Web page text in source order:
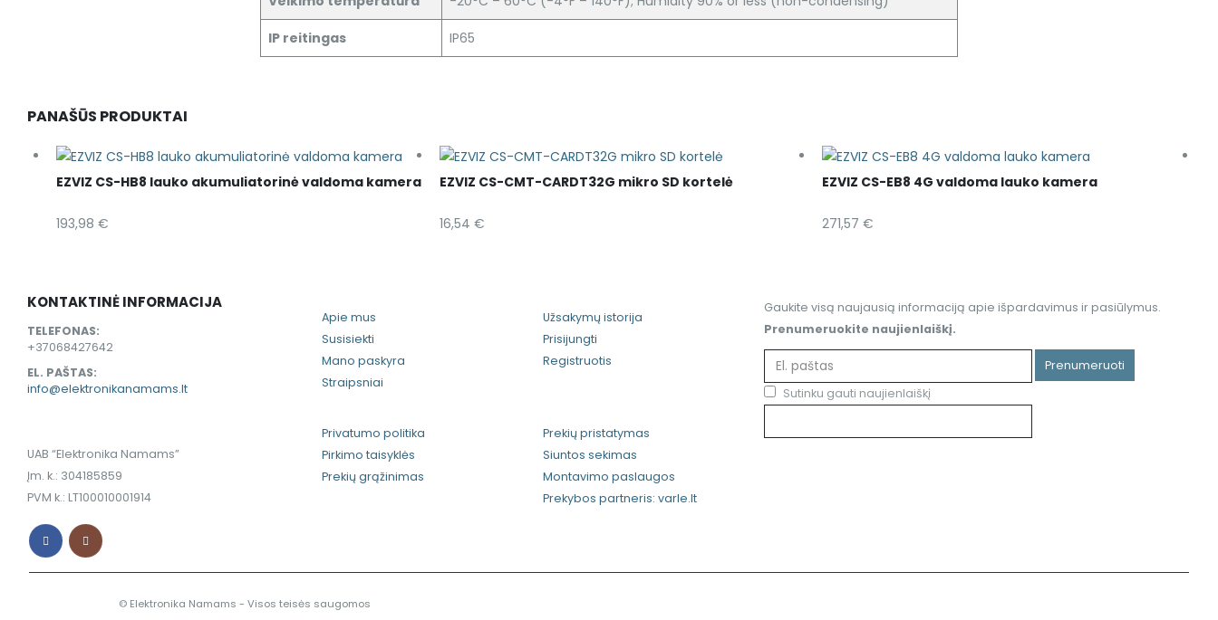
IP reitingas IP65
PANAŠŪS PRODUKTAI
EZVIZ CS-HB8 lauko akumuliatorinė valdoma kamera
193,98 €
EZVIZ CS-CMT-CARDT32G mikro SD kortelė
16,54 €
EZVIZ CS-EB8 4G valdoma lauko kamera
271,57€
KONTAKTINĖ INFORMACIJA
TELEFONAS:
+37068427642
EL. PAŠTAS:
info@elektronikanamams.lt
UAB “Elektronika Namams”
Įm. k.: 304185859
PVM k.: LT100010001914
Apie mus
Susisiekti
Mano paskyra
Straipsniai
Užsakymų istorija
Prisijungti
Registruotis
Privatumo politika
Pirkimo taisyklės
Prekių grąžinimas
Prekių pristatymas
Siuntos sekimas
Montavimo paslaugos
Prekybos partneris: varle.lt
Gaukite visą naujausią informaciją apie išpardavimus ir pasiūlymus.
Prenumeruokite naujienlaiškį.
Prenumeruoti
Sutinku gauti naujienlaiškį
© Elektronika Namams - Visos teisės saugomos